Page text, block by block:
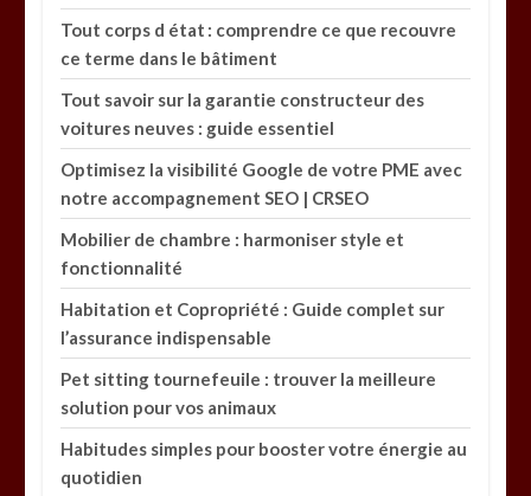
Tout corps d état : comprendre ce que recouvre
ce terme dans le bâtiment
Tout savoir sur la garantie constructeur des
voitures neuves : guide essentiel
Optimisez la visibilité Google de votre PME avec
notre accompagnement SEO | CRSEO
Mobilier de chambre : harmoniser style et
fonctionnalité
Habitation et Copropriété : Guide complet sur
l’assurance indispensable
Pet sitting tournefeuile : trouver la meilleure
solution pour vos animaux
Habitudes simples pour booster votre énergie au
quotidien